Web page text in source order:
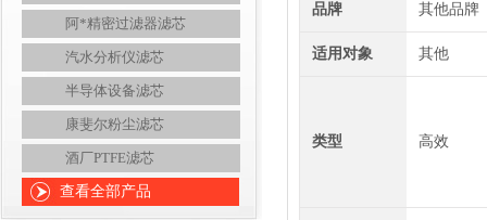
阿*精密过滤器滤芯
汽水分析仪滤芯
半导体设备滤芯
康斐尔粉尘滤芯
酒厂PTFE滤芯
查看全部产品
品牌 其他品牌
适用对象 其他
类型 高效